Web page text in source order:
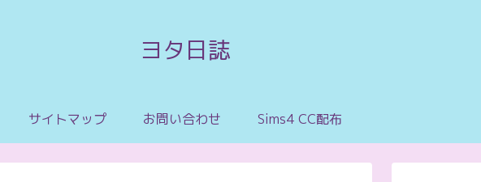
ヨタ日誌
サイトマップ お問い合わせ Sims4 CC配布